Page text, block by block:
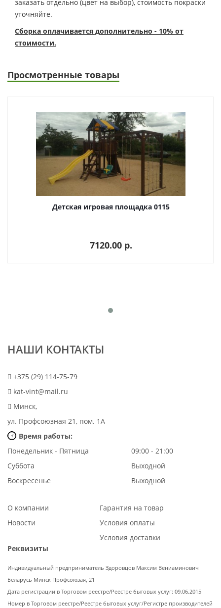
заказать отдельно (цвет на выбор), стоимость покраски
уточняйте.
Сборка оплачивается дополнительно - 10% от
стоимости.
Просмотренные товары
Детская игровая площадка 0115
7120.00 p.
НАШИ КОНТАКТЫ
+375 (29) 114-75-79
kat-vint@mail.ru
Минск,
ул. Профсоюзная 21, пом. 1А
Время работы:
Понедельник - Пятница
09:00 - 21:00
Суббота
Выходной
Воскресенье
Выходной
О компании
Новости
Гарантия на товар
Условия оплаты
Условия доставки
Реквизиты
Индивидуальный предприниматель Здоровцов Максим Вениаминович
Беларусь Минск Профсоюзая, 21
Дата регистрации в Торговом реестре/Реестре бытовых услуг: 09.06.2015
Номер в Торговом реестре/Реестре бытовых услуг/Регистре производителей